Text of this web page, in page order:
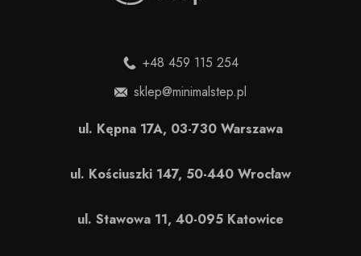
+48 459 115 254
sklep@minimalstep.pl
ul. Kępna 17A, 03-730 Warszawa
ul. Kościuszki 147, 50-440 Wrocław
ul. Stawowa 11, 40-095 Katowice